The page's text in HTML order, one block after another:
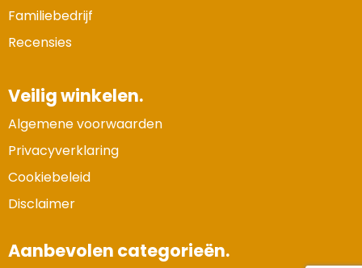
Familiebedrijf
Recensies
Veilig winkelen.
Algemene voorwaarden
Privacyverklaring
Cookiebeleid
Disclaimer
Aanbevolen categorieën.